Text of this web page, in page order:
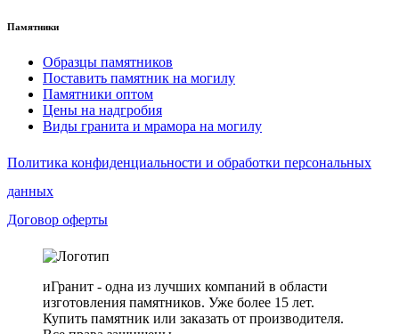
Памятники
Образцы памятников
Поставить памятник на могилу
Памятники оптом
Цены на надгробия
Виды гранита и мрамора на могилу
Политика конфиденциальности и обработки персональных
данных
Договор оферты
иГранит - одна из лучших компаний в области
изготовления памятников. Уже более 15 лет.
Купить памятник или заказать от производителя.